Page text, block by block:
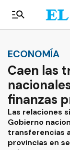
ECONOMÍA
Caen las
finanzas
Las relaciones
Gobierno
transferencias
provincias en